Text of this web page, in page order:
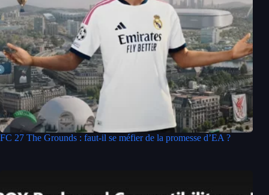
FC 27 The Grounds : faut-il se méfier de la promesse d’EA ?